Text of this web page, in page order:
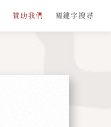
贊助我們 關鍵字搜尋